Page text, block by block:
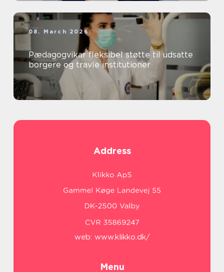
08. March 2026
Pædagogvikar fleksibel støtte til udsatte
borgere og travle institutioner
Address
web: www.klikko.dk/
Menu